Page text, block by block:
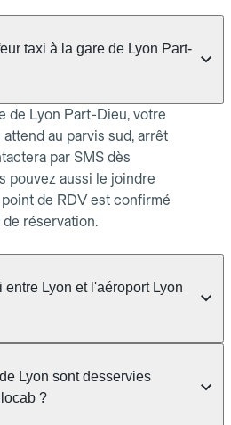
taxi à la gare de Lyon Part-
de Lyon Part-Dieu, votre
au parvis sud, arrêt
par SMS dès
pouvez aussi le joindre
de RDV est confirmé
réservation.
Lyon et l'aéroport Lyon
à partir de 50 €, pour
minutes. Le tarif est
Lyon sont desservies
?